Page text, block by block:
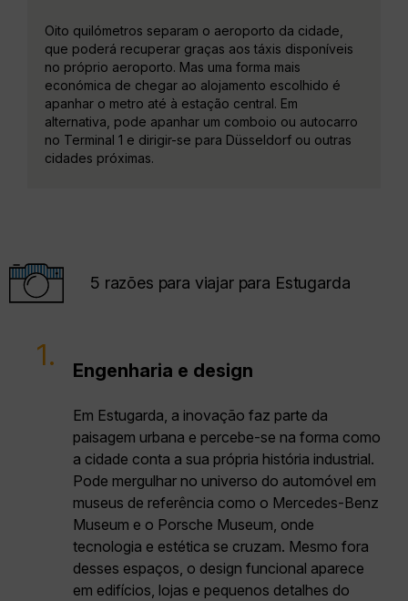
Oito quilómetros separam o aeroporto da cidade,
que poderá recuperar graças aos táxis disponíveis
no próprio aeroporto. Mas uma forma mais
económica de chegar ao alojamento escolhido é
apanhar o metro até à estação central. Em
alternativa, pode apanhar um comboio ou autocarro
no Terminal 1 e dirigir-se para Düsseldorf ou outras
cidades próximas.
5 razões para viajar para Estugarda
1. Engenharia e design
Em Estugarda, a inovação faz parte da
paisagem urbana e percebe-se na forma como
a cidade conta a sua própria história industrial.
Pode mergulhar no universo do automóvel em
museus de referência como o Mercedes-Benz
Museum e o Porsche Museum, onde
tecnologia e estética se cruzam. Mesmo fora
desses espaços, o design funcional aparece
em edifícios, lojas e pequenos detalhes do